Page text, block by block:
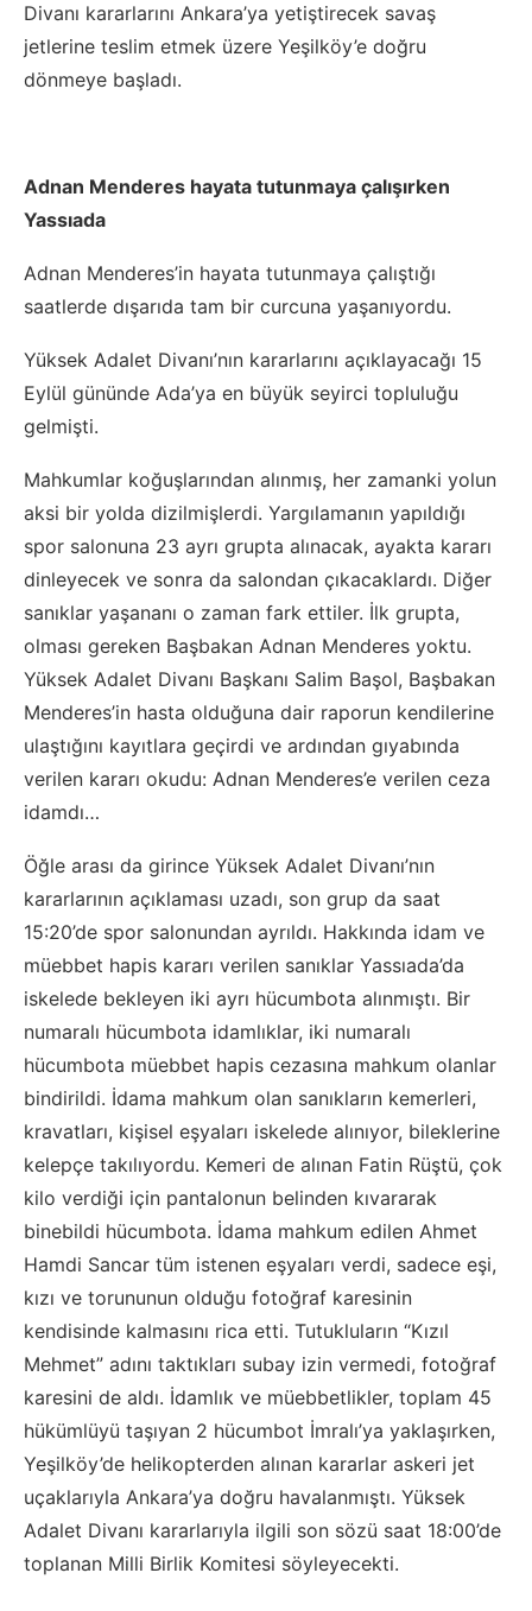
Divanı kararlarını Ankara’ya yetiştirecek savaş
jetlerine teslim etmek üzere Yeşilköy’e doğru
dönmeye başladı.
Adnan Menderes hayata tutunmaya çalışırken
Yassıada
Adnan Menderes’in hayata tutunmaya çalıştığı
saatlerde dışarıda tam bir curcuna yaşanıyordu.
Yüksek Adalet Divanı’nın kararlarını açıklayacağı 15
Eylül gününde Ada’ya en büyük seyirci topluluğu
gelmişti.
Mahkumlar koğuşlarından alınmış, her zamanki yolun
aksi bir yolda dizilmişlerdi. Yargılamanın yapıldığı
spor salonuna 23 ayrı grupta alınacak, ayakta kararı
dinleyecek ve sonra da salondan çıkacaklardı. Diğer
sanıklar yaşananı o zaman fark ettiler. İlk grupta,
olması gereken Başbakan Adnan Menderes yoktu.
Yüksek Adalet Divanı Başkanı Salim Başol, Başbakan
Menderes’in hasta olduğuna dair raporun kendilerine
ulaştığını kayıtlara geçirdi ve ardından gıyabında
verilen kararı okudu: Adnan Menderes’e verilen ceza
idamdı…
Öğle arası da girince Yüksek Adalet Divanı’nın
kararlarının açıklaması uzadı, son grup da saat
15:20’de spor salonundan ayrıldı. Hakkında idam ve
müebbet hapis kararı verilen sanıklar Yassıada’da
iskelede bekleyen iki ayrı hücumbota alınmıştı. Bir
numaralı hücumbota idamlıklar, iki numaralı
hücumbota müebbet hapis cezasına mahkum olanlar
bindirildi. İdama mahkum olan sanıkların kemerleri,
kravatları, kişisel eşyaları iskelede alınıyor, bileklerine
kelepçe takılıyordu. Kemeri de alınan Fatin Rüştü, çok
kilo verdiği için pantalonun belinden kıvararak
binebildi hücumbota. İdama mahkum edilen Ahmet
Hamdi Sancar tüm istenen eşyaları verdi, sadece eşi,
kızı ve torununun olduğu fotoğraf karesinin
kendisinde kalmasını rica etti. Tutukluların “Kızıl
Mehmet” adını taktıkları subay izin vermedi, fotoğraf
karesini de aldı. İdamlık ve müebbetlikler, toplam 45
hükümlüyü taşıyan 2 hücumbot İmralı’ya yaklaşırken,
Yeşilköy’de helikopterden alınan kararlar askeri jet
uçaklarıyla Ankara’ya doğru havalanmıştı. Yüksek
Adalet Divanı kararlarıyla ilgili son sözü saat 18:00’de
toplanan Milli Birlik Komitesi söyleyecekti.